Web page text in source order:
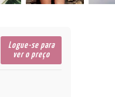
Logue-se para
ver o preço